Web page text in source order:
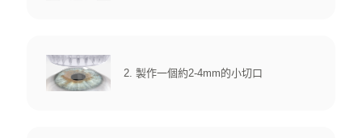
2. 製作一個約2-4mm的小切口